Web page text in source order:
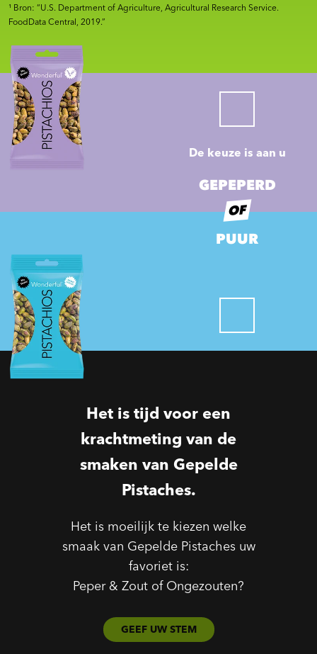
¹ Bron: “U.S. Department of Agriculture, Agricultural Research Service.
FoodData Central, 2019.”
De keuze is aan u
GEPEPERD
OF
PUUR
Het is tijd voor een
krachtmeting van de
smaken van Gepelde
Pistaches.
Het is moeilijk te kiezen welke
smaak van Gepelde Pistaches uw
favoriet is:
Peper & Zout of Ongezouten?
GEEF UW STEM